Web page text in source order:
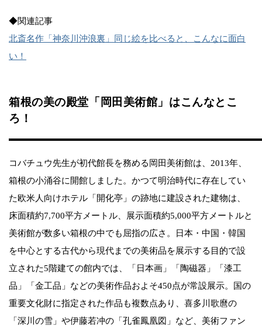
◆関連記事
北斎名作「神奈川沖浪裏」同じ絵を比べると、こんなに面白
い！
箱根の美の殿堂「岡田美術館」はこんなとこ
ろ！
コバチュウ先生が初代館長を務める岡田美術館は、2013年、
箱根の小涌谷に開館しました。かつて明治時代に存在してい
た欧米人向けホテル「開化亭」の跡地に建設された建物は、
床面積約7,700平方メートル、展示面積約5,000平方メートルと
美術館が数多い箱根の中でも屈指の広さ。日本・中国・韓国
を中心とする古代から現代までの美術品を展示する目的で設
立された5階建ての館内では、「日本画」「陶磁器」「漆工
品」「金工品」などの美術作品およそ450点が常設展示。国の
重要文化財に指定された作品も複数点あり、喜多川歌麿の
「深川の雪」や伊藤若冲の「孔雀鳳凰図」など、美術ファン